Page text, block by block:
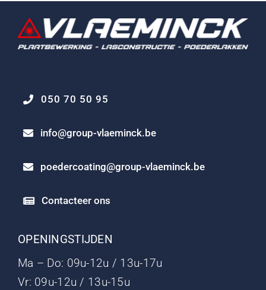
050 70 50 95
info@group-vlaeminck.be
poedercoating@group-vlaeminck.be
Contacteer ons
OPENINGSTIJDEN
Ma – Do: 09u-12u / 13u-17u
Vr: 09u-12u / 13u-15u